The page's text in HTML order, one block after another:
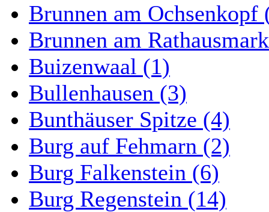
Brunnen am Ochsenkopf
Brunnen am
Buizenwaal (1)
Bullenhausen (3)
Bunthäuser Spitze (4)
Burg auf Fehmarn (2)
Burg Falkenstein (6)
Burg Regenstein (14)